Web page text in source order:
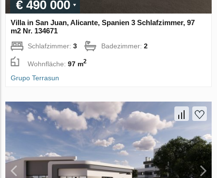
€ 490 000
Villa in San Juan, Alicante, Spanien 3 Schlafzimmer, 97
m2 Nr. 134671
Schlafzimmer:3 Badezimmer:2
Wohnfläche:97 m2
Grupo Terrasun